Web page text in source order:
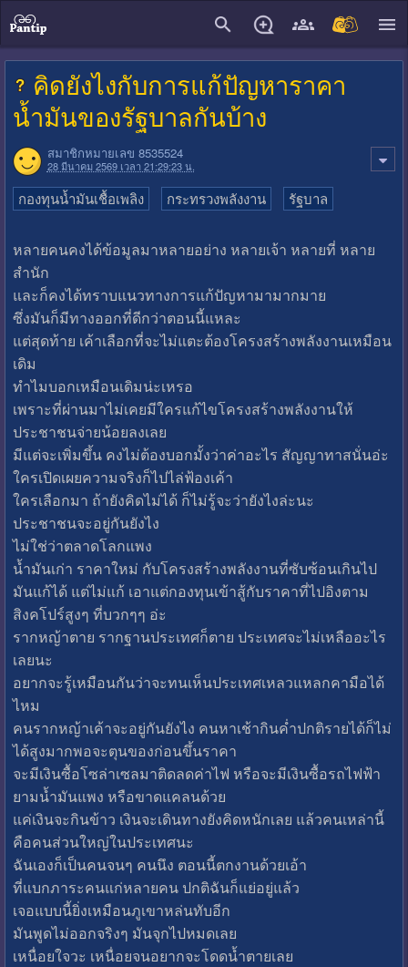
คิดยังไงกับการแก้ปัญหาราคา
น้ำมันของรัฐบาลกันบ้าง
สมาชิกหมายเลข 8535524
28 มีนาคม 2569 เวลา 21:29:23 น.
กองทุนน้ำมันเชื้อเพลิง กระทรวงพลังงาน รัฐบาล
หลายคนคงได้ข้อมูลมาหลายอย่าง หลายเจ้า หลายที่ หลาย
สำนัก
และก็คงได้ทราบแนวทางการแก้ปัญหามามากมาย
ซึ่งมันก็มีทางออกที่ดีกว่าตอนนี้แหละ
แต่สุดท้าย เค้าเลือกที่จะไม่แตะต้องโครงสร้างพลังงานเหมือน
เดิม
ทำไมบอกเหมือนเดิมน่ะเหรอ
เพราะที่ผ่านมาไม่เคยมีใครแก้ไขโครงสร้างพลังงานให้
ประชาชนจ่ายน้อยลงเลย
มีแต่จะเพิ่มขึ้น คงไม่ต้องบอกมั้งว่าค่าอะไร สัญญาทาสนั่นอ่ะ
ใครเปิดเผยความจริงก็ไปไล่ฟ้องเค้า
ใครเลือกมา ถ้ายังคิดไม่ได้ ก็ไม่รู้จะว่ายังไงล่ะนะ
ประชาชนจะอยู่กันยังไง
ไม่ใช่ว่าตลาดโลกแพง
น้ำมันเก่า ราคาใหม่ กับโครงสร้างพลังงานที่ซับซ้อนเกินไป
มันแก้ได้ แต่ไม่แก้ เอาแต่กองทุนเข้าสู้กับราคาที่ไปอิงตาม
สิงคโปร์สูงๆ ที่บวกๆๆ อ่ะ
รากหญ้าตาย รากฐานประเทศก็ตาย ประเทศจะไม่เหลืออะไร
เลยนะ
อยากจะรู้เหมือนกันว่าจะทนเห็นประเทศเหลวแหลกคามือได้
ไหม
คนรากหญ้าเค้าจะอยู่กันยังไง คนหาเช้ากินค่ำปกติรายได้ก็ไม่
ได้สูงมากพอจะตุนของก่อนขึ้นราคา
จะมีเงินซื้อโซล่าเซลมาติดลดค่าไฟ หรือจะมีเงินซื้อรถไฟฟ้า
ยามน้ำมันแพง หรือขาดแคลนด้วย
แค่เงินจะกินข้าว เงินจะเดินทางยังคิดหนักเลย แล้วคนเหล่านี้
คือคนส่วนใหญ่ในประเทศนะ
ฉันเองก็เป็นคนจนๆ คนนึง ตอนนี้ตกงานด้วยเอ้า
ที่แบกภาระคนแก่หลายคน ปกติฉันก็แย่อยู่แล้ว
เจอแบบนี้ยิ่งเหมือนภูเขาหล่นทับอีก
มันพูดไม่ออกจริงๆ มันจุกไปหมดเลย
เหนื่อยใจวะ เหนื่อยจนอยากจะโดดน้ำตายเลย
close